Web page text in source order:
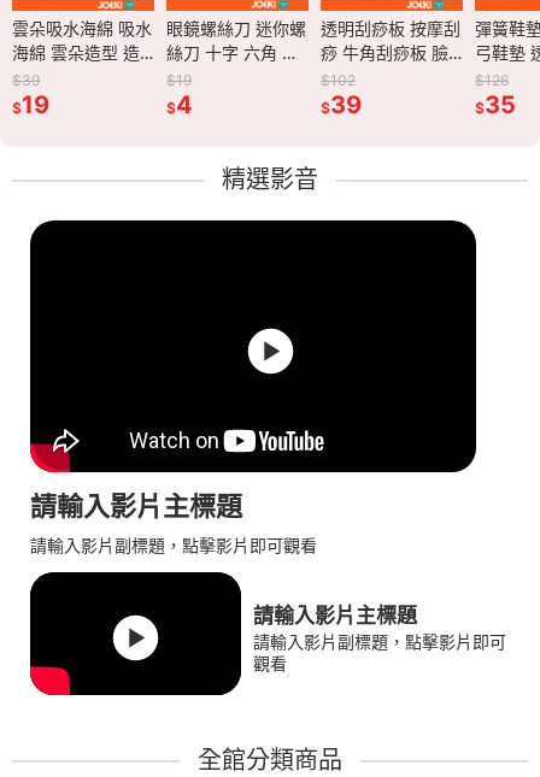
雲朵吸水海綿 吸水
海綿 雲朵造型 造
型海綿 可重複用海
綿 海綿擦 柔軟海
$39
$19
眼鏡螺絲刀 迷你螺
絲刀 十字 六角 一
字 螺絲刀 便攜螺
絲刀 多功能螺絲刀
【OT0028】
$19
$4
透明刮痧板 按摩刮
痧 牛角刮痧板 臉
部刮痧板 撥筋棒
臉部按摩 刮痧牛角
$102
$39
彈簧鞋
弓鞋墊
減壓鞋
防臭鞋
$126
$35
綿 吸水
造型 造
複用海
柔軟海
眼鏡螺絲刀 迷你螺
絲刀 十字 六角 一
字 螺絲刀 便攜螺
絲刀 多功能螺絲刀
透明刮痧板 按摩刮
痧 牛角刮痧板 臉
部刮痧板 撥筋棒
臉部按摩 刮痧牛角
【JJ0678】
彈簧鞋墊 鞋墊 足
弓鞋墊 透氣鞋墊
減壓鞋墊 登山鞋墊
防臭鞋墊 運動鞋墊
精選影音
請輸入影片主標題
請輸入影片副標題，點擊影片即可觀看
請輸入影片主標題
請輸入影片副標題，點擊影片即可
觀看
全館分類商品